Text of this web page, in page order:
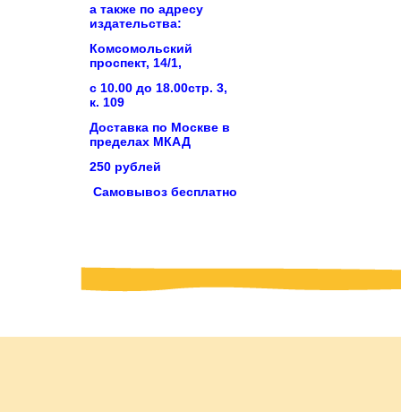
а также по адресу
издательства:
Комсомольский
проспект, 14/1,
с 10.00 до 18.00стр. 3,
к. 109
Доставка по Москве в
пределах МКАД
250 рублей
Самовывоз бесплатно